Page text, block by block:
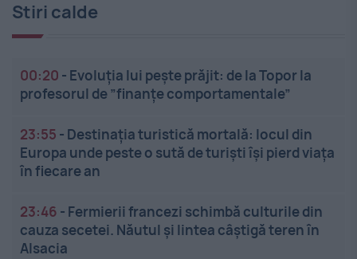
Stiri calde
00:20 - Evoluția lui pește prăjit: de la Topor la
profesorul de ”finanțe comportamentale”
23:55 - Destinația turistică mortală: locul din
Europa unde peste o sută de turiști își pierd viața
în fiecare an
23:46 - Fermierii francezi schimbă culturile din
cauza secetei. Năutul și lintea câștigă teren în
Alsacia